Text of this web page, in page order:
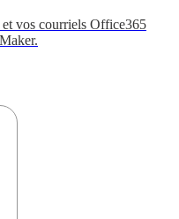
vos courriels Office365